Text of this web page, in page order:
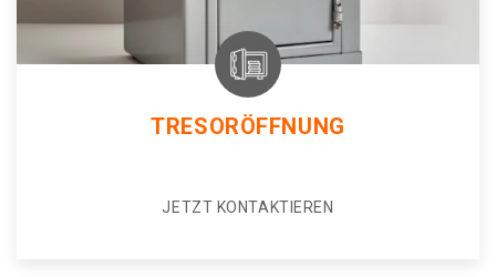
TRESORÖFFNUNG
JETZT KONTAKTIEREN